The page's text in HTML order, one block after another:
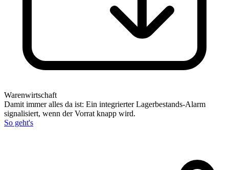
Warenwirtschaft
Damit immer alles da ist: Ein integrierter Lagerbestands-Alarm
signalisiert, wenn der Vorrat knapp wird.
So geht's